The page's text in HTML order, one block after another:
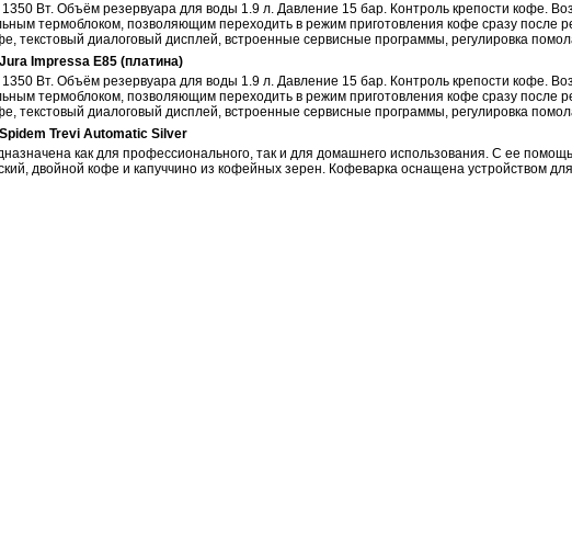
Вт. Объём резервуара для воды 1.9 л. Давление 15 бар. Контроль крепости кофе.
термоблоком, позволяющим переходить в режим приготовления кофе сразу после
текстовый диалоговый дисплей, встроенные сервисные программы, регулировка
Impressa E85 (платина)
Вт. Объём резервуара для воды 1.9 л. Давление 15 бар. Контроль крепости кофе.
термоблоком, позволяющим переходить в режим приготовления кофе сразу после
текстовый диалоговый дисплей, встроенные сервисные программы, регулировка
Trevi Automatic Silver
как для профессионального, так и для домашнего использования. С ее
двойной кофе и капуччино из кофейных зерен. Кофеварка оснащена устройством